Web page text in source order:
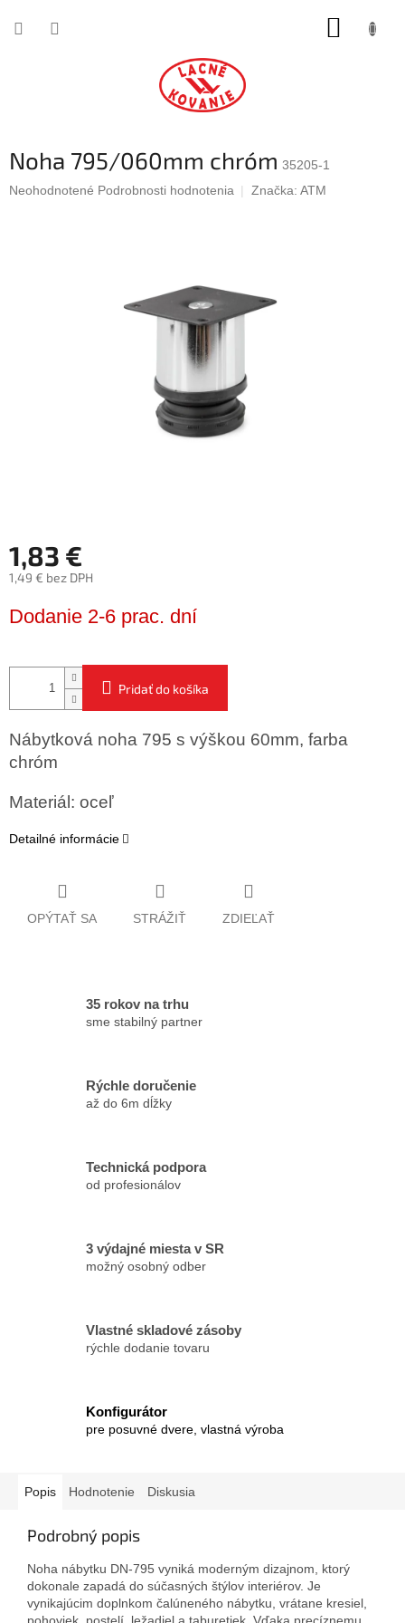
Noha 795/060mm chróm 35205-1
Priemerné
Neohodnotené Podrobnosti hodnotenia Značka: ATM
1,83 €
1,49 € bez DPH
cena:
Dodanie 2-6 prac. dní
Pridať do košíka
Nábytková noha 795 s výškou 60mm, farba
chróm
Materiál: oceľ
Detailné informácie
OPÝTAŤ SA STRÁŽIŤ ZDIEĽAŤ
35 rokov na trhu
sme stabilný partner
Rýchle doručenie
až do 6m dĺžky
Technická podpora
od profesionálov
3 výdajné miesta v SR
možný osobný odber
Vlastné skladové zásoby
rýchle dodanie tovaru
Konfigurátor
pre posuvné dvere, vlastná výroba
Popis Hodnotenie Diskusia
Podrobný popis
Noha nábytku DN-795 vyniká moderným dizajnom, ktorý
dokonale zapadá do súčasných štýlov interiérov. Je
vynikajúcim doplnkom čalúneného nábytku, vrátane kresiel,